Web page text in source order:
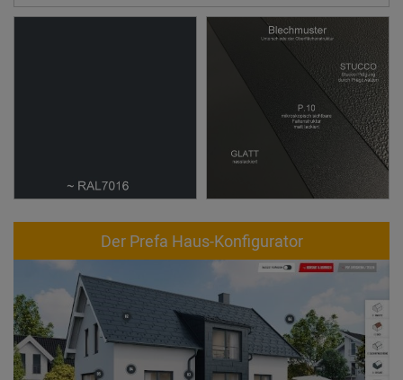
Der Prefa Haus-Konfigurator